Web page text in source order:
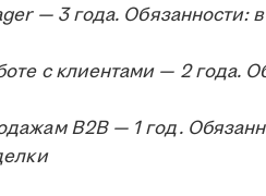
— 3 года. Обязанности:
с клиентами — 2 года.
B2B — 1 год.